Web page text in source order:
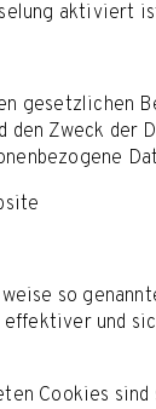
gesetzlichen
den Zweck
so
und
Cookies